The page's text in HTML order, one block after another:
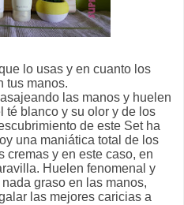
lo usas y en cuanto los
tus manos.
las manos y huelen
té blanco y su olor y de los
de este Set ha
una maniática total de los
cremas y en este caso, en
Huelen fenomenal y
graso en las manos,
las mejores caricias a